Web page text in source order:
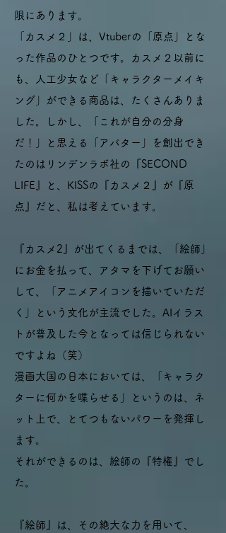
限にあります。
「カスメ２」は、Vtuberの「原点」とな
った作品のひとつです。カスメ２以前に
も、人工少女など「キャラクターメイキ
ング」ができる商品は、たくさんありま
した。しかし、「これが自分の分身
だ！」と思える「アバター」を創出でき
たのはリンデンラボ社の
『SECOND
LIFE』と、KISSの『カスメ２』が『原
点』だと、私は考えています。
『カスメ2』が出てくるまでは、「絵師」
にお金を払って、アタマを下げてお願い
して、「アニメアイコンを描いていただ
く」という文化が主流でした。AIイラス
トが普及した今となっては信じられない
ですよね（笑）
漫画大国の日本においては、「キャラク
ターに何かを喋らせる」というのは、ネ
ット上で、とてつもないパワーを発揮し
ます。
それができるのは、絵師の『特権』でし
た。
『絵師』は、その絶大な力を用いて、